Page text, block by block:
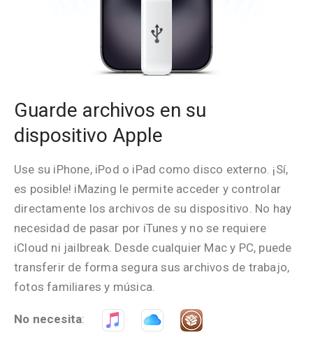
Guarde archivos en su
dispositivo Apple
Use su iPhone, iPod o iPad como disco externo. ¡Sí,
es posible! iMazing le permite acceder y controlar
directamente los archivos de su dispositivo. No hay
necesidad de pasar por iTunes y no se requiere
iCloud ni jailbreak. Desde cualquier Mac y PC, puede
transferir de forma segura sus archivos de trabajo,
fotos familiares y música.
No necesita: